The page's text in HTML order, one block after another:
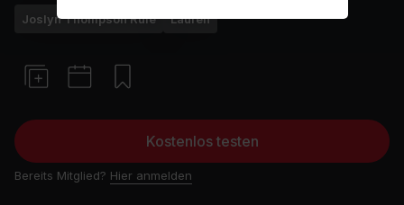
Joslyn Thompson Rule Laufen
Kostenlos testen
Bereits Mitglied? Hier anmelden